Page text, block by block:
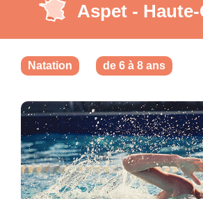
Aspet -
Natation de 6 à 8 ans